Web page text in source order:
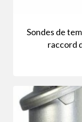
Sondes de
raccord